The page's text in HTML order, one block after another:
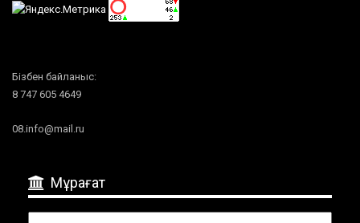
Бізбен байланыс:
8 747 605 4649
08.info@mail.ru
Мұрағат